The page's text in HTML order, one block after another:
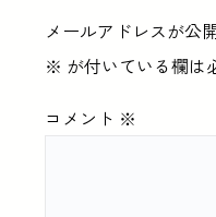
メールアドレスが公
※ が付いている欄は
コメント ※